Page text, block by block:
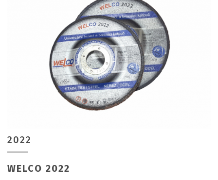
2022
WELCO 2022